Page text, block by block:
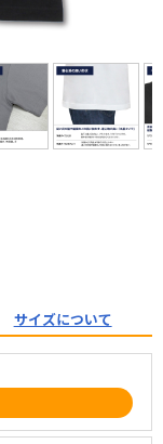
サイズについて